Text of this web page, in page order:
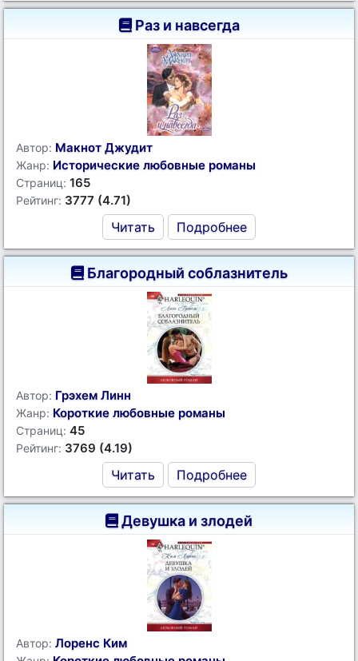
Раз и навсегда
Автор: Макнот Джудит
Жанр: Исторические любовные романы
Страниц: 165
Рейтинг: 3777 (4.71)
Читать Подробнее
Благородный соблазнитель
Автор: Грэхем Линн
Жанр: Короткие любовные романы
Страниц: 45
Рейтинг: 3769 (4.19)
Читать Подробнее
Девушка и злодей
Автор: Лоренс Ким